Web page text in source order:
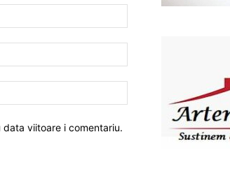
viitoare i comentariu.